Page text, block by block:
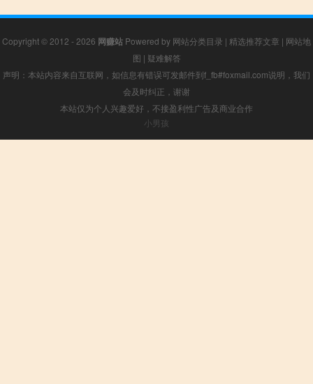
Copyright © 2012 - 2026 网赚站 Powered by 网站分类目录 | 精选推荐文章 | 网站地
图 | 疑难解答
声明：本站内容来自互联网，如信息有错误可发邮件到f_fb#foxmail.com说明，我们
会及时纠正，谢谢
本站仅为个人兴趣爱好，不接盈利性广告及商业合作
小男孩